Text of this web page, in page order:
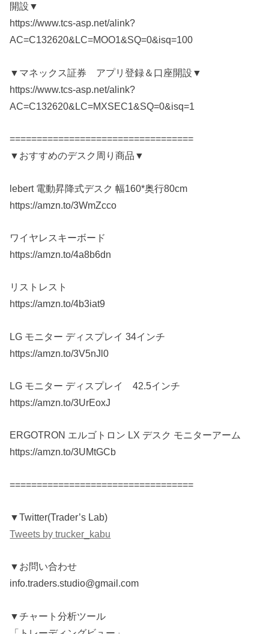
開設▼
https://www.tcs-asp.net/alink?
AC=C132620&LC=MOO1&SQ=0&isq=100
▼マネックス証券 アプリ登録＆口座開設▼
https://www.tcs-asp.net/alink?
AC=C132620&LC=MXSEC1&SQ=0&isq=1
==================================
▼おすすめのデスク周り商品▼
lebert 電動昇降式デスク 幅160*奥行80cm
https://amzn.to/3WmZcco
ワイヤレスキーボード
https://amzn.to/4a8b6dn
リストレスト
https://amzn.to/4b3iat9
LG モニター ディスプレイ 34インチ
https://amzn.to/3V5nJl0
LG モニター ディスプレイ 42.5インチ
https://amzn.to/3UrEoxJ
ERGOTRON エルゴトロン LX デスク モニターアーム
https://amzn.to/3UMtGCb
==================================
▼Twitter(Trader’s Lab)
Tweets by trucker_kabu
▼お問い合わせ
info.traders.studio@gmail.com
▼チャート分析ツール